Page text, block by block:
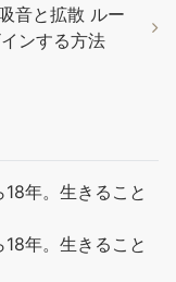
音と拡散 ルー
ンする方法
年。生きること
年。生きること